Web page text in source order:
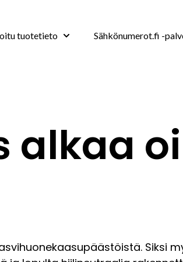
for Hyödyt ja käyttö
tuotetieto Show submenu for
Sähkönumerot.fi -
alkaa
Siksi